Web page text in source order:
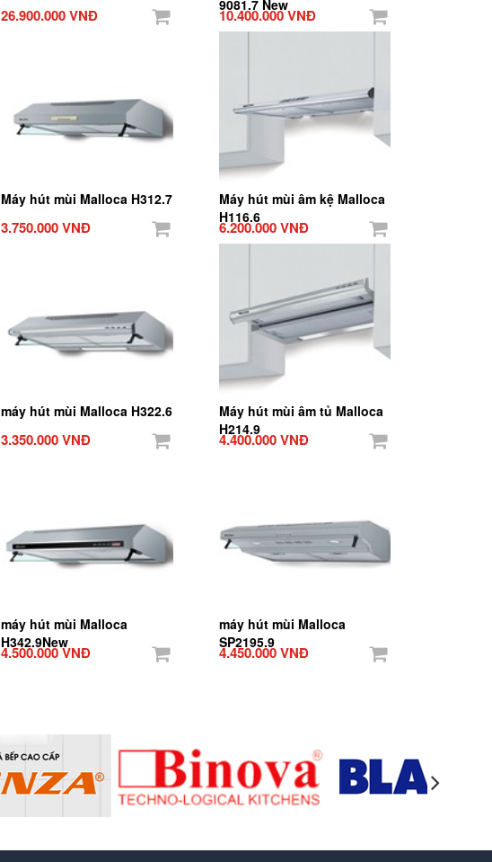
26.900.000 VNĐ
9081.7 New
10.400.000 VNĐ
Máy hút mùi Malloca H312.7
3.750.000 VNĐ
Máy hút mùi âm kệ Malloca
H116.6
6.200.000 VNĐ
máy hút mùi Malloca H322.6
3.350.000 VNĐ
Máy hút mùi âm tủ Malloca
H214.9
4.400.000 VNĐ
máy hút mùi Malloca
H342.9New
4.500.000 VNĐ
máy hút mùi Malloca
SP2195.9
4.450.000 VNĐ